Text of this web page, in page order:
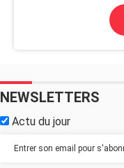
NEWSLETTERS
Actu du jour